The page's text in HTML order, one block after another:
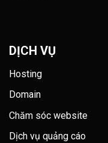
DỊCH VỤ
Hosting
Domain
Chăm sóc website
Dịch vụ quảng cáo